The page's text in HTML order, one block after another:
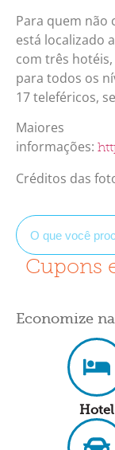
Para quem não
está localizado
com três
para todos os
17 teleféricos,
Maiores
informações:
Créditos das
Cupons
Economize
Hotel